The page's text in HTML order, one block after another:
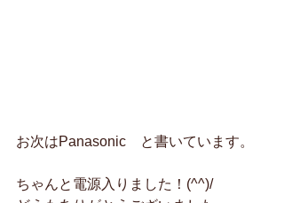
お次はPanasonic　と書いています。
ちゃんと電源入りました！(^^)/